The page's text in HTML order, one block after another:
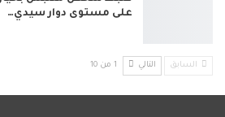
على مستوى دوار سيدي…
السابق التالي 1 من 10